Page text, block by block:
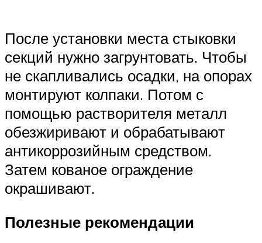
После установки места стыковки
секций нужно загрунтовать. Чтобы
не скапливались осадки, на опорах
монтируют колпаки. Потом с
помощью растворителя металл
обезжиривают и обрабатывают
антикоррозийным средством.
Затем кованое ограждение
окрашивают.
Полезные рекомендации